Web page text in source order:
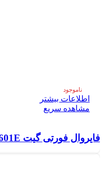
ناموجود
اطلاعات بیشتر
مشاهده سریع
فایروال فورتی گیت FG-601E